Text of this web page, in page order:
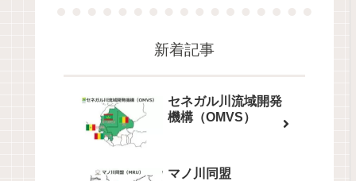
新着記事
セネガル川流域開発
機構（OMVS）
マノ川同盟